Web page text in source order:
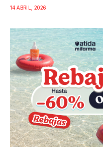
14 ABRIL, 2026